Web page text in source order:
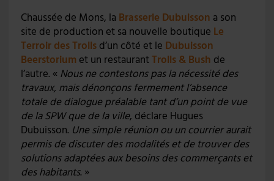
Chaussée de Mons, la Brasserie Dubuisson a son
site de production et sa nouvelle boutique Le
Terroir des Trollsd’un côté et le Dubuisson
Beerstorium et un restaurantTrolls & Bush de
l’autre. « Nous ne contestons pas la nécessité des
travaux, mais dénonçons fermement l’absence
totale de dialogue préalable tant d’un point de vue
de la SPW que de la ville, déclare Hugues
Dubuisson. Une simple réunion ou un courrier aurait
permis de discuter des modalités et de trouver des
solutions adaptées aux besoins des commerçants et
des habitants. »